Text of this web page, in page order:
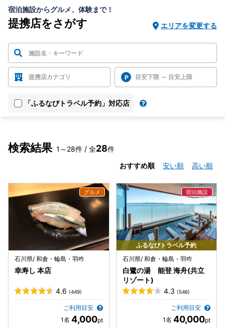
宿泊施設からグルメ、体験まで！
提携店をさがす エリアを変更する
提携店カテゴリ 目安下限 ～ 目安上限
「ふるなびトラベル予約」対応店
検索結果 1～28件 / 全28件
おすすめ順
安い順 高い順
石川県/ 和倉・輪島・羽咋
幸寿し 本店
4.6 (449)
ご利用目安
4,000
ふるなびトラベル予約
石川県/ 和倉・輪島・羽咋
白鷺の湯 能登 海舟(共立
リゾート)
4.3 (546)
ご利用目安
40,000